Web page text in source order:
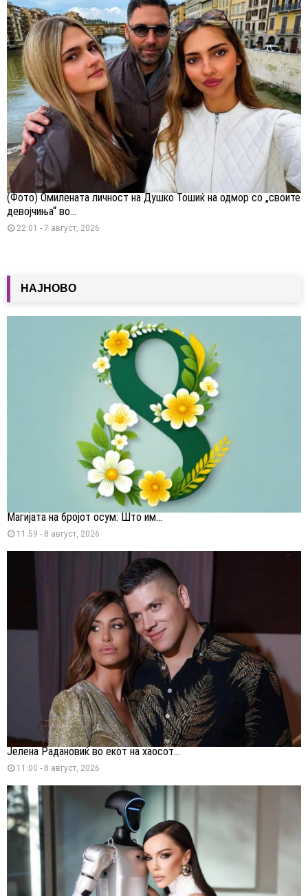
(Фото) Омилената личност на Душко Тошиќ на одмор со „своите
девојчиња“ во...
22:01 - 7 август, 2026
НАЈНОВО
Магијата на бројот осум: Што им...
11:59 - 8 август, 2026
Јелена Радановиќ во екот на хаосот...
11:00 - 8 август, 2026